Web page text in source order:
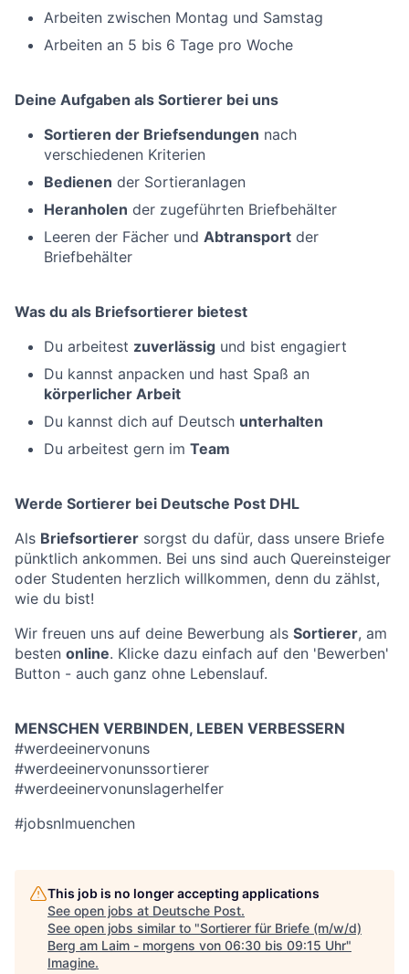
Arbeiten zwischen Montag und Samstag
Arbeiten an 5 bis 6 Tage pro Woche
Deine Aufgaben als Sortierer bei uns
Sortieren der Briefsendungen nach
verschiedenen Kriterien
Bedienen der Sortieranlagen
Heranholen der zugeführten Briefbehälter
Leeren der Fächer und Abtransport der
Briefbehälter
Was du als Briefsortierer bietest
Du arbeitest zuverlässig und bist engagiert
Du kannst anpacken und hast Spaß an
körperlicher Arbeit
Du kannst dich auf Deutsch unterhalten
Du arbeitest gern im Team
Werde Sortierer bei Deutsche Post DHL
Als Briefsortierer sorgst du dafür, dass unsere Briefe
pünktlich ankommen. Bei uns sind auch Quereinsteiger
oder Studenten herzlich willkommen, denn du zählst,
wie du bist!
Wir freuen uns auf deine Bewerbung als Sortierer, am
besten online. Klicke dazu einfach auf den 'Bewerben'
Button - auch ganz ohne Lebenslauf.
MENSCHEN VERBINDEN, LEBEN VERBESSERN
#werdeeinervonuns
#werdeeinervonunssortierer
#werdeeinervonunslagerhelfer
#jobsnlmuenchen
This job is no longer accepting applications
See open jobs at Deutsche Post.
See open jobs similar to "Sortierer für Briefe (m/w/d)
Berg am Laim - morgens von 06:30 bis 09:15 Uhr"
Imagine.